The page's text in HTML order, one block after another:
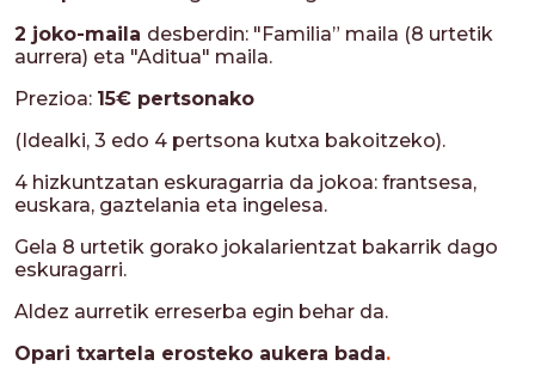
2 joko-maila desberdin: "Familia” maila (8 urtetik
aurrera) eta "Aditua" maila.
Prezioa: 15€ pertsonako
(Idealki, 3 edo 4 pertsona kutxa bakoitzeko).
4 hizkuntzatan eskuragarria da jokoa: frantsesa,
euskara, gaztelania eta ingelesa.
Gela 8 urtetik gorako jokalarientzat bakarrik dago
eskuragarri.
Aldez aurretik erreserba egin behar da.
Opari txartela erosteko aukera bada.